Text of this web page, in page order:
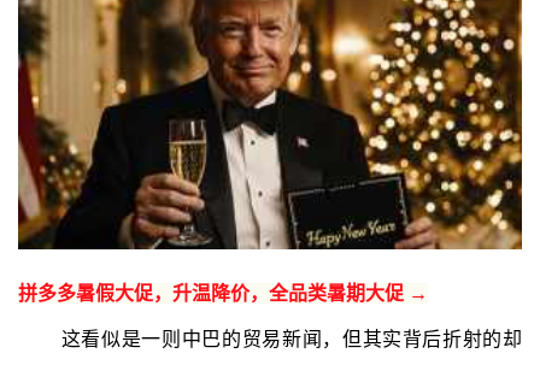
拼多多暑假大促，升温降价，全品类暑期大促 →
这看似是一则中巴的贸易新闻，但其实背后折射的却